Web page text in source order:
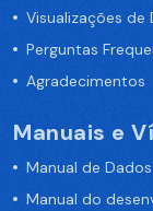
Visualizações de
Perguntas
Agradecimentos
Manuais e
Manual de
Manual do